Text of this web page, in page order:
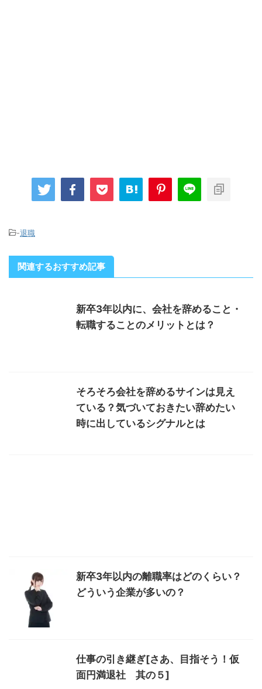
-退職
関連するおすすめ記事
新卒3年以内に、会社を辞めること・
転職することのメリットとは？
そろそろ会社を辞めるサインは見え
ている？気づいておきたい辞めたい
時に出しているシグナルとは
新卒3年以内の離職率はどのくらい？
どういう企業が多いの？
仕事の引き継ぎ[さあ、目指そう！仮
面円満退社 其の５]